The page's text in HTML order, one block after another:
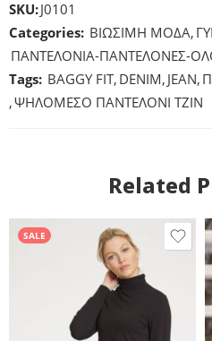
SKU:J0101
Categories: ΒΙΩΣΙΜΗ ΜΟΔΑ,
ΠΑΝΤΕΛΟΝΙΑ-ΠΑΝΤΕΛΟΝΕΣ-
Tags: BAGGY FIT, DENIM, JEAN,
,ΨΗΛΟΜΕΣΟ ΠΑΝΤΕΛΟΝΙ ΤΖΙΝ
Related
SALE